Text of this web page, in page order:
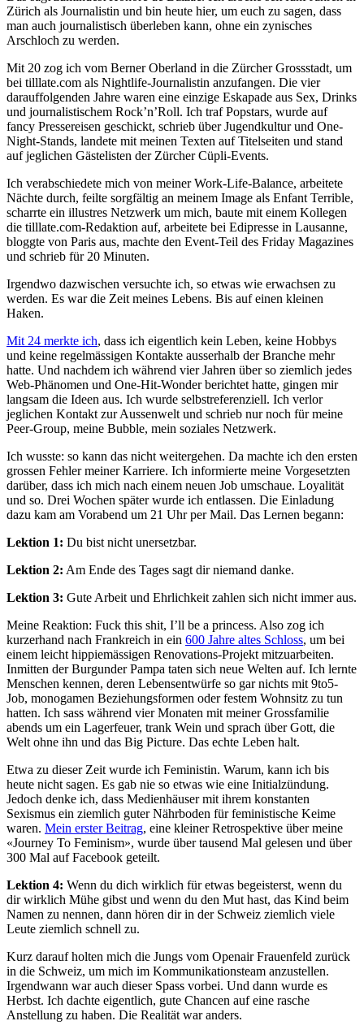
Zürich als Journalistin und bin heute hier, um euch zu sagen, dass
man auch journalistisch überleben kann, ohne ein zynisches
Arschloch zu werden.
Mit 20 zog ich vom Berner Oberland in die Zürcher Grossstadt, um
bei tilllate.com als Nightlife-Journalistin anzufangen. Die vier
darauffolgenden Jahre waren eine einzige Eskapade aus Sex, Drinks
und journalistischem Rock’n’Roll. Ich traf Popstars, wurde auf
fancy Pressereisen geschickt, schrieb über Jugendkultur und One-
Night-Stands, landete mit meinen Texten auf Titelseiten und stand
auf jeglichen Gästelisten der Zürcher Cüpli-Events.
Ich verabschiedete mich von meiner Work-Life-Balance, arbeitete
Nächte durch, feilte sorgfältig an meinem Image als Enfant Terrible,
scharrte ein illustres Netzwerk um mich, baute mit einem Kollegen
die tilllate.com-Redaktion auf, arbeitete bei Edipresse in Lausanne,
bloggte von Paris aus, machte den Event-Teil des Friday Magazines
und schrieb für 20 Minuten.
Irgendwo dazwischen versuchte ich, so etwas wie erwachsen zu
werden. Es war die Zeit meines Lebens. Bis auf einen kleinen
Haken.
Mit 24 merkte ich, dass ich eigentlich kein Leben, keine Hobbys
und keine regelmässigen Kontakte ausserhalb der Branche mehr
hatte. Und nachdem ich während vier Jahren über so ziemlich jedes
Web-Phänomen und One-Hit-Wonder berichtet hatte, gingen mir
langsam die Ideen aus. Ich wurde selbstreferenziell. Ich verlor
jeglichen Kontakt zur Aussenwelt und schrieb nur noch für meine
Peer-Group, meine Bubble, mein soziales Netzwerk.
Ich wusste: so kann das nicht weitergehen. Da machte ich den ersten
grossen Fehler meiner Karriere. Ich informierte meine Vorgesetzten
darüber, dass ich mich nach einem neuen Job umschaue. Loyalität
und so. Drei Wochen später wurde ich entlassen. Die Einladung
dazu kam am Vorabend um 21 Uhr per Mail. Das Lernen begann:
Lektion 1: Du bist nicht unersetzbar.
Lektion 2: Am Ende des Tages sagt dir niemand danke.
Lektion 3: Gute Arbeit und Ehrlichkeit zahlen sich nicht immer aus.
Meine Reaktion: Fuck this shit, I’ll be a princess. Also zog ich
kurzerhand nach Frankreich in ein 600 Jahre altes Schloss, um bei
einem leicht hippiemässigen Renovations-Projekt mitzuarbeiten.
Inmitten der Burgunder Pampa taten sich neue Welten auf. Ich lernte
Menschen kennen, deren Lebensentwürfe so gar nichts mit 9to5-
Job, monogamen Beziehungsformen oder festem Wohnsitz zu tun
hatten. Ich sass während vier Monaten mit meiner Grossfamilie
abends um ein Lagerfeuer, trank Wein und sprach über Gott, die
Welt ohne ihn und das Big Picture. Das echte Leben halt.
Etwa zu dieser Zeit wurde ich Feministin. Warum, kann ich bis
heute nicht sagen. Es gab nie so etwas wie eine Initialzündung.
Jedoch denke ich, dass Medienhäuser mit ihrem konstanten
Sexismus ein ziemlich guter Nährboden für feministische Keime
waren. Mein erster Beitrag, eine kleiner Retrospektive über meine
«Journey To Feminism», wurde über tausend Mal gelesen und über
300 Mal auf Facebook geteilt.
Lektion 4: Wenn du dich wirklich für etwas begeisterst, wenn du
dir wirklich Mühe gibst und wenn du den Mut hast, das Kind beim
Namen zu nennen, dann hören dir in der Schweiz ziemlich viele
Leute ziemlich schnell zu.
Kurz darauf holten mich die Jungs vom Openair Frauenfeld zurück
in die Schweiz, um mich im Kommunikationsteam anzustellen.
Irgendwann war auch dieser Spass vorbei. Und dann wurde es
Herbst. Ich dachte eigentlich, gute Chancen auf eine rasche
Anstellung zu haben. Die Realität war anders.